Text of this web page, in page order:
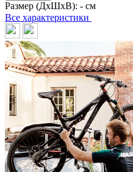
Размер (ДхШхВ): - см
Все характеристики